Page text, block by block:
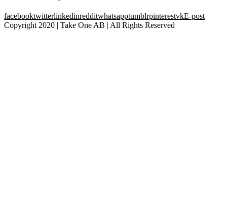
facebooktwitterlinkedinredditwhatsapptumblrpinterestvkE-post
Copyright 2020 | Take One AB | All Rights Reserved